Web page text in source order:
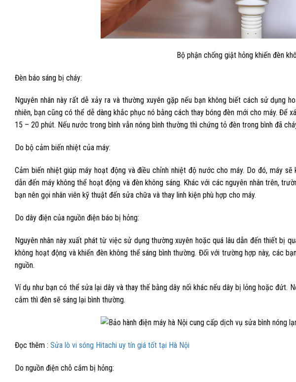
Bộ phận chống giật hỏng khiến đèn
Đèn báo sáng bị cháy:
Nguyên nhân này rất dễ xảy ra và thường xuyên gặp nếu bạn không biết cách sử dụng
nhiên, bạn cũng có thể dễ dàng khắc phục nó bằng cách thay bóng đèn mới cho máy. Để
15 – 20 phút. Nếu nước trong bình vẫn nóng bình thường thì chứng tỏ đèn trong bình đã
Do bộ cảm biến nhiệt của máy:
Cảm biến nhiệt giúp máy hoạt động và điều chỉnh nhiệt độ nước cho máy. Do đó, máy
dẫn đến máy không thể hoạt động và đèn không sáng. Khác với các nguyên nhân trên,
bạn nên gọi nhân viên kỹ thuật đến sửa chữa và thay linh kiện phù hợp cho máy.
Do dây điện của nguồn điện báo bị hỏng:
Nguyên nhân này xuất phát từ việc sử dụng thường xuyên hoặc quá lâu dẫn đến thiết bị
không hoạt động và khiến đèn không thể sáng bình thường. Đối với trường hợp này, các
nguồn.
Ví dụ như bạn có thể sửa lại dây và thay thế bằng dây nối khác nếu dây bị lỏng hoặc đứt.
cắm thì đèn sẽ sáng lại bình thường.
Đọc thêm : Sửa lò vi sóng Hitachi uy tín giá tốt tại Hà Nội
Do nguồn điện chỗ cắm bị hỏng: